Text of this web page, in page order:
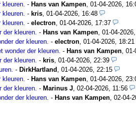
kleuren. - Hans van Kampen, 01-04-2026,
kleuren. - kris, 01-04-2026, 16:48
kleuren. - electron, 01-04-2026, 17:37
der kleuren. - Hans van Kampen, 01-04-
der kleuren. - electron, 01-04-2026, 18:21
wonder der kleuren. - Hans van Kampen, 01-
der kleuren. - kris, 01-04-2026, 22:39
- DirkHartland , 01-04-2026, 22:15
kleuren. - Hans van Kampen, 01-04-2026,
der kleuren. - Marinus J, 02-04-2026, 11:56
der kleuren. - Hans van Kampen, 02-04-